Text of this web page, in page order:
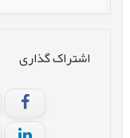
اشتراک گذاری